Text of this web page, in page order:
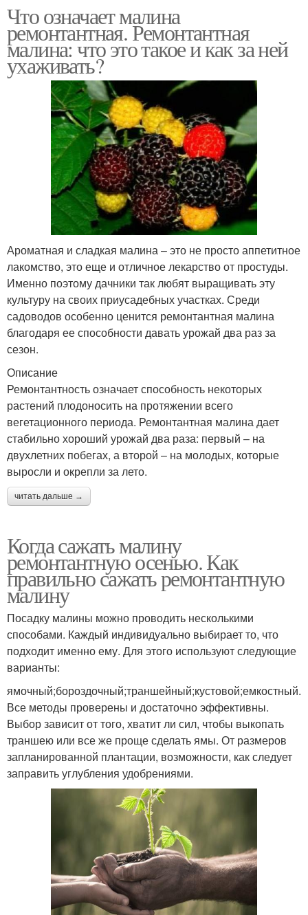
Что означает малина
ремонтантная. Ремонтантная
малина: что это такое и как за ней
ухаживать?
Ароматная и сладкая малина – это не просто аппетитное
лакомство, это еще и отличное лекарство от простуды.
Именно поэтому дачники так любят выращивать эту
культуру на своих приусадебных участках. Среди
садоводов особенно ценится ремонтантная малина
благодаря ее способности давать урожай два раз за
сезон.
Описание
Ремонтантность означает способность некоторых
растений плодоносить на протяжении всего
вегетационного периода. Ремонтантная малина дает
стабильно хороший урожай два раза: первый – на
двухлетних побегах, а второй – на молодых, которые
выросли и окрепли за лето.
читать дальше →
Когда сажать малину
ремонтантную осенью. Как
правильно сажать ремонтантную
малину
Посадку малины можно проводить несколькими
способами. Каждый индивидуально выбирает то, что
подходит именно ему. Для этого используют следующие
варианты:
ямочный;бороздочный;траншейный;кустовой;емкостный.
Все методы проверены и достаточно эффективны.
Выбор зависит от того, хватит ли сил, чтобы выкопать
траншею или все же проще сделать ямы. От размеров
запланированной плантации, возможности, как следует
заправить углубления удобрениями.